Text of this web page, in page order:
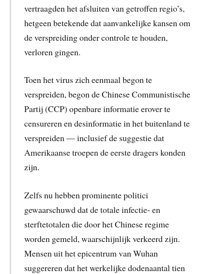
vertraagden het afsluiten van getroffen regio’s,
hetgeen betekende dat aanvankelijke kansen om
de verspreiding onder controle te houden,
verloren gingen.
Toen het virus zich eenmaal begon te
verspreiden, begon de Chinese Communistische
Partij (CCP) openbare informatie erover te
censureren en desinformatie in het buitenland te
verspreiden — inclusief de suggestie dat
Amerikaanse troepen de eerste dragers konden
zijn.
Zelfs nu hebben prominente politici
gewaarschuwd dat de totale infectie- en
sterftetotalen die door het Chinese regime
worden gemeld, waarschijnlijk verkeerd zijn.
Mensen uit het epicentrum van Wuhan
suggereren dat het werkelijke dodenaantal tien